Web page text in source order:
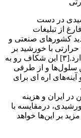
صنعتی و
خورشید بر
خورشیدی برتری دارد.[۳] این شکاف رو به
و از طرفی
ای برای
هزینه
با
خواهد